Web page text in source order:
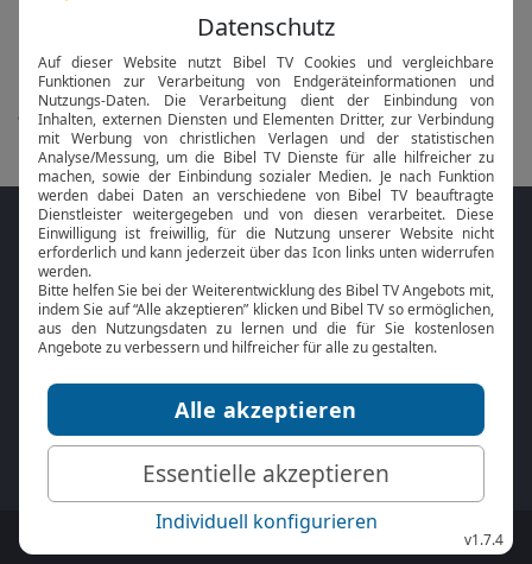
Eucharistische Anbetung
in 1 Tag morgen um 20 Uhr
alle anzeigen...
Folge MeinGottesdienst.com auf den
Sozialen Medien
Online Bibeloder derBibel-App
BibelTV können Sie die Bibeltexte während
des Gottesdienstes jederzeit mitlesen.